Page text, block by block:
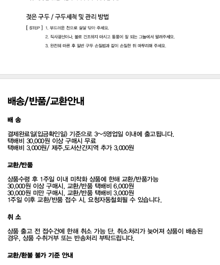
배송/반품/교환안내
배 송
결제완료일(입금확인일) 기준으로 3~5영업일 이내에 출고됩니다.
택배비 30,000원 이상 구매시 무료
택배비 3,000원/ 제주,도서산간지역 추가 3,000원
교환/반품
상품수령 후 1주일 이내 미착화 상품에 한해 교환/반품가능
30,000원 이상 구매시, 교환/반품 택배비 6,000원
30,000원 미만 구매시, 교환/반품 택배비 3,000원
1주일 이후 교환/반품 접수 시, 요청자동철회될 수 있습니다.
취 소
상품 출고 전 접수건에 한해 취소 가능 단, 취소처리가 늦어져 상품이 배송된
경우, 상품 수취거부 또는 반송처리 부탁드립니다.
교환/환불 불가 기준 안내